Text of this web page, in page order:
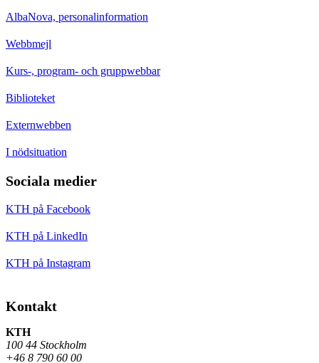
AlbaNova, personalinformation
Webbmejl
Kurs-, program- och gruppwebbar
Biblioteket
Externwebben
I nödsituation
Sociala medier
KTH på Facebook
KTH på LinkedIn
KTH på Instagram
Kontakt
KTH
100 44 Stockholm
+46 8 790 60 00